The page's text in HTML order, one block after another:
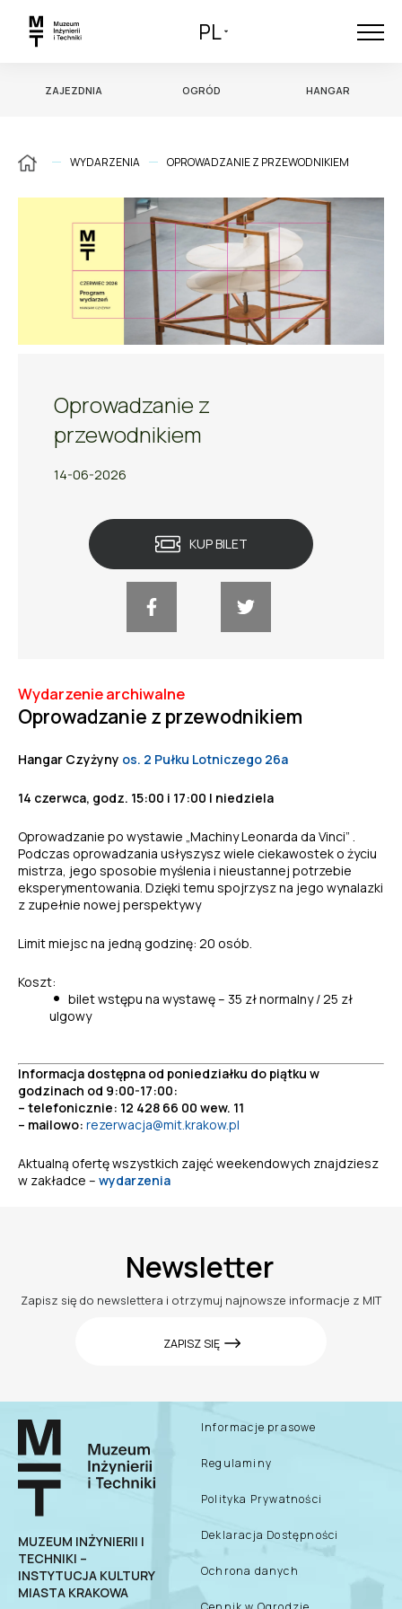
PL
ZAJEZDNIA OGRÓD HANGAR
WYDARZENIA OPROWADZANIE Z PRZEWODNIKIEM
Oprowadzanie z
przewodnikiem
14-06-2026
KUP BILET
Wydarzenie archiwalne
Oprowadzanie z przewodnikiem
Hangar Czyżyny os. 2 Pułku Lotniczego 26a
14 czerwca, godz. 15:00 i 17:00 | niedziela
Oprowadzanie po wystawie „Machiny Leonarda da Vinci” .
Podczas oprowadzania usłyszysz wiele ciekawostek o życiu
mistrza, jego sposobie myślenia i nieustannej potrzebie
eksperymentowania. Dzięki temu spojrzysz na jego wynalazki
z zupełnie nowej perspektywy
Limit miejsc na jedną godzinę: 20 osób.
Koszt:
bilet wstępu na wystawę – 35 zł normalny / 25 zł
ulgowy
Informacja dostępna od poniedziałku do piątku w
godzinach od 9:00-17:00:
– telefonicznie: 12 428 66 00 wew. 11
– mailowo: rezerwacja@mit.krakow.pl
Aktualną ofertę wszystkich zajęć weekendowych znajdziesz
w zakładce – wydarzenia
Newsletter
Zapisz się do newslettera i otrzymuj najnowsze informacje z MIT
ZAPISZ SIĘ
MUZEUM INŻYNIERII I
TECHNIKI –
INSTYTUCJA KULTURY
MIASTA KRAKOWA
Informacje prasowe
Regulaminy
Polityka Prywatności
Deklaracja Dostępności
Ochrona danych